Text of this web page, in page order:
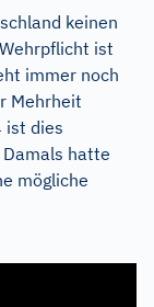
keinen
ist
immer noch
Mehrheit
ist dies
hatte
mögliche